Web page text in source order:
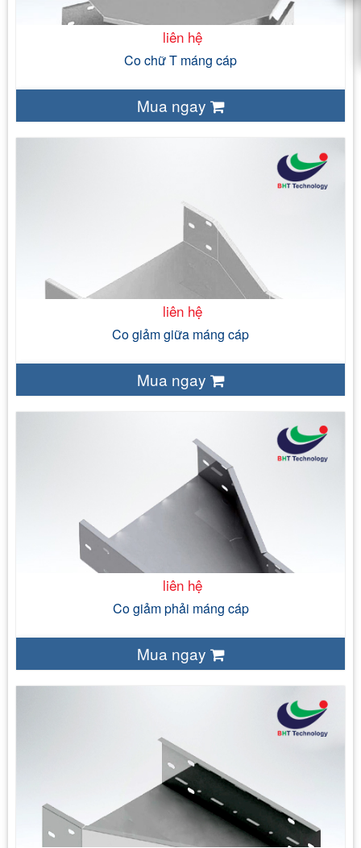
liên hệ
Co chữ T máng cáp
Mua ngay
liên hệ
Co giảm giữa máng cáp
- Sắt tấm tráng kẽm ( JIS 3302) - Sắt tấm đen ( cán nóng,
cán nguội) - Thép tấm không gỉ SS304, SS316
- Bề mặt tự nhiên của vật liệu đối với sản
phẩm tôn tráng kẽm, thép không gỉ - Mạ nhúng nóng - Sơn tĩnh
- 120 mm - 150 mm - 200 mm - 300 mm
Mua ngay
liên hệ
Co giảm phải máng cáp
- Sắt tấm tráng kẽm ( JIS 3302) - Sắt tấm đen ( cán nóng,
cán nguội) - Thép tấm không gỉ SS304, SS316
- Bề mặt tự nhiên của vật liệu đối với sản
phẩm tôn tráng kẽm, thép không gỉ - Mạ nhúng nóng - Sơn tĩnh
- 120 mm - 150 mm - 200 mm - 300 mm
Mua ngay
- Sắt tấm tráng kẽm ( JIS 3302) - Sắt tấm đen ( cán nóng,
cán nguội) - Thép tấm không gỉ SS304, SS316
- Bề mặt tự nhiên của vật liệu đối với sản
phẩm tôn tráng kẽm, thép không gỉ - Mạ nhúng nóng - Sơn tĩnh
điện
- 120 mm - 150 mm - 200 mm - 300 mm